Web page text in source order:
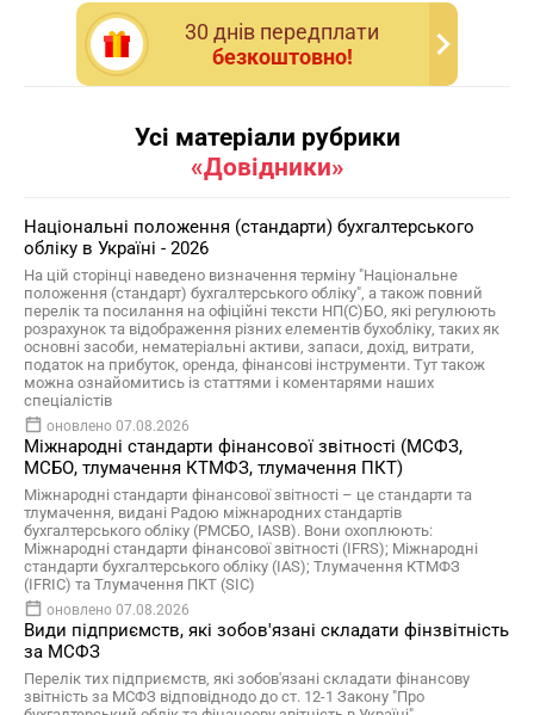
30 днiв передплати
безкоштовно!
Усі матеріали рубрики
«Довідники»
Національні положення (стандарти) бухгалтерського
обліку в Україні - 2026
На цій сторінці наведено визначення терміну "Національне
положення (стандарт) бухгалтерського обліку", а також повний
перелік та посилання на офіційні тексти НП(С)БО, які регулюють
розрахунок та відображення різних елементів бухобліку, таких як
основні засоби, нематеріальні активи, запаси, дохід, витрати,
податок на прибуток, оренда, фінансові інструменти. Тут також
можна ознайомитись із статтями і коментарями наших
спеціалістів
оновлено 07.08.2026
Міжнародні стандарти фінансової звітності (МСФЗ,
МСБО, тлумачення КТМФЗ, тлумачення ПКТ)
Міжнародні стандарти фінансової звітності – це стандарти та
тлумачення, видані Радою міжнародних стандартів
бухгалтерського обліку (РМСБО, IASB). Вони охоплюють:
Міжнародні стандарти фінансової звітності (IFRS); Міжнародні
стандарти бухгалтерського обліку (IAS); Тлумачення КТМФЗ
(IFRIC) та Тлумачення ПКТ (SIC)
оновлено 07.08.2026
Види підприємств, які зобов'язані складати фінзвітність
за МСФЗ
Перелік тих підприємств, які зобов'язані складати фінансову
звітність за МСФЗ відповіднодо до ст. 12-1 Закону "Про